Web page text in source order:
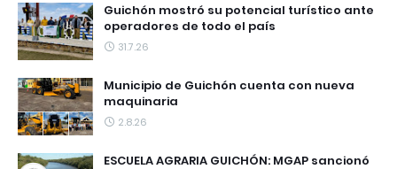
Guichón mostró su potencial turístico ante
operadores de todo el país
31.7.26
Municipio de Guichón cuenta con nueva
maquinaria
2.8.26
ESCUELA AGRARIA GUICHÓN: MGAP sancionó